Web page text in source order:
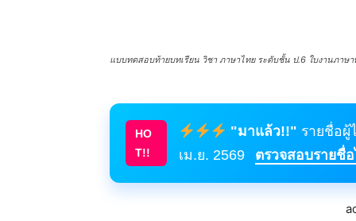
แบบทดสอบท้ายบทเรียน วิชา ภาษาไทย ระดับชั้น ป.6 ใบงานภา
HO
T!!
"มาแล้ว!!" รายชื่อผู้
เม.ย. 2569
ตรวจสอบรายชื่